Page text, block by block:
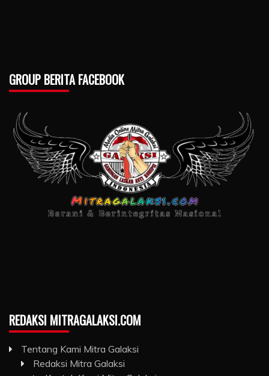
GROUP BERITA FACEBOOK
REDAKSI MITRAGALAKSI.COM
Tentang Kami Mitra Galaksi
Redaksi Mitra Galaksi